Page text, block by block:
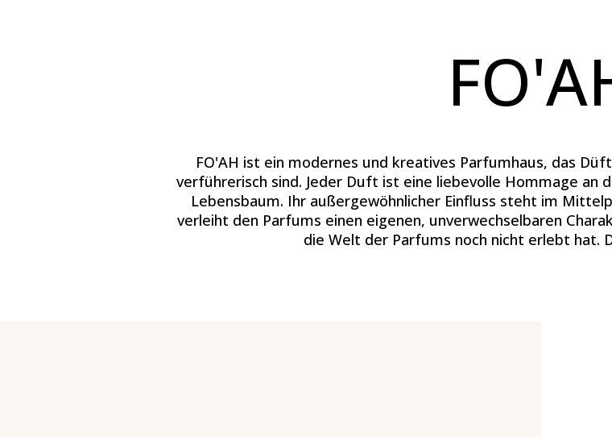
FO'AH ist ein modernes und kreatives Parfumhaus, das
verführerisch sind. Jeder Duft ist eine liebevolle Hommage an
Lebensbaum. Ihr außergewöhnlicher Einfluss steht im
verleiht den Parfums einen eigenen, unverwechselbaren
die Welt der Parfums noch nicht erlebt hat.